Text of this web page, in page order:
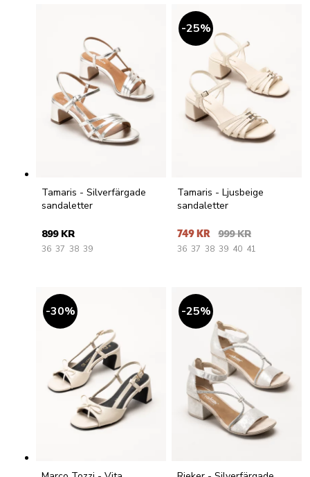
Tamaris - Silverfärgade
sandaletter
899 KR
36 37 38 39
25%
Tamaris - Ljusbeige
sandaletter
749 KR 999 KR
36 37 38 39 40 41
30% 25%